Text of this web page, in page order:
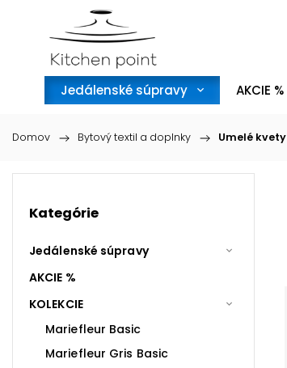
Jedálenské súpravy AKCIE %
Domov / Bytový textil a doplnky / Umelé kvety
Kategórie
Jedálenské súpravy
AKCIE %
KOLEKCIE
Mariefleur Basic
Mariefleur Gris Basic